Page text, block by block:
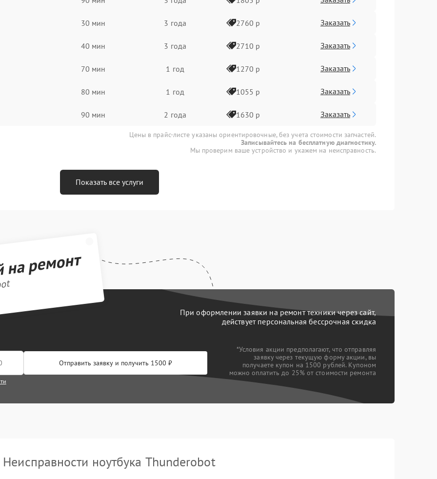
30 мин 3 года 2760 р Заказать
40 мин 3 года 2710 р Заказать
70 мин 1 год 1270 р Заказать
80 мин 1 год 1055 р Заказать
90 мин 2 года 1630 р Заказать
Цены в прайс-листе указаны ориентировочные, без учета стоимости запчастей.
Записывайтесь на бесплатную диагностику.
Мы проверим ваше устройство и укажем на неисправность.
Показать все услуги
ремонт
При оформлении заявки на ремонт техники через сайт,
действует персональная бессрочная скидка
Отправить заявку и получить 1500 ₽
*Условия акции предполагают, что отправляя
заявку через текущую форму акции, вы
получаете купон на 1500 рублей. Купоном
можно оплатить до 25% от стоимости ремонта
Неисправности ноутбука Thunderobot